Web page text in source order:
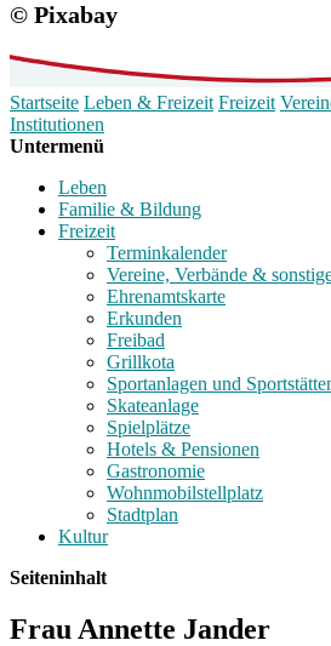
© Pixabay
Startseite Leben & Freizeit Freizeit
Institutionen
Untermenü
Leben
Familie & Bildung
Freizeit
Terminkalender
Vereine, Verbände &
Ehrenamtskarte
Erkunden
Freibad
Grillkota
Sportanlagen und
Skateanlage
Spielplätze
Hotels & Pensionen
Gastronomie
Wohnmobilstellplatz
Stadtplan
Kultur
Seiteninhalt
Frau Annette Jander